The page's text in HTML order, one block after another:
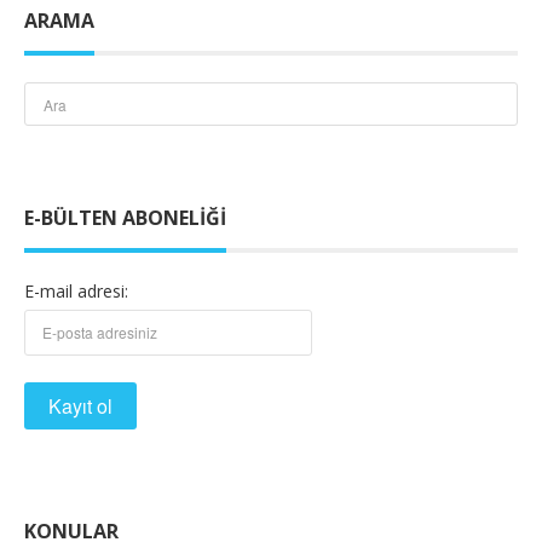
ARAMA
E-BÜLTEN ABONELIĞI
E-mail adresi:
KONULAR